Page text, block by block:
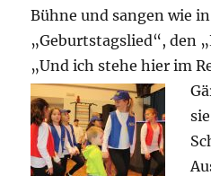
Bühne und sangen wie
„Geburtstagslied“, den
„Und ich stehe hier im